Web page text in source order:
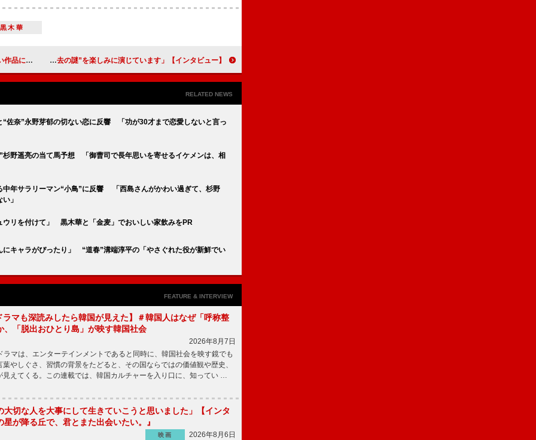
黒木華
定【インタビュー】 ドラマ「家庭教師のトラコ」福田福多役の中村蒼「僕自身も“トラコの野望や過去の謎”を楽しみに演じています」【インタビュー】
RELATED NEWS
“佐奈”永野芽郁の切ない恋に反響 「功が30才まで恋愛しないと言っ
杉野遥亮の当て馬予想 「御曹司で長年思いを寄せるイケメンは、相
中年サラリーマン“小鳥”に反響 「西島さんがかわい過ぎて、杉野
」
ウリを付けて」 黒木華と「金麦」でおいしい家飲みをPR
にキャラがぴったり」 “道春”溝端淳平の「やさぐれた役が新鮮でい
FEATURE & INTERVIEW
マも深読みしたら韓国が見えた】＃韓国人はなぜ「呼称整
、「脱出おひとり島」が映す韓国社会
2026年8月7日
マは、エンターテインメントであると同時に、韓国社会を映す鏡でも
やしぐさ、習慣の背景をたどると、その国ならではの価値観や歴史、
見えてくる。この連載では、韓国カルチャーを入り口に、知ってい …
大切な人を大事にして生きていこうと思いました」【インタ
星が降る丘で、君とまた出会いたい。』
映画
2026年8月6日